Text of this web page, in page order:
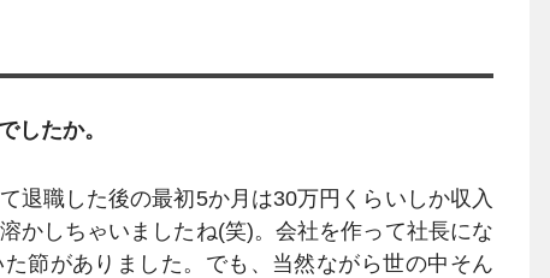
たか。
退職した後の最初5か月は30万円くらいしか収入
かしちゃいましたね(笑)。会社を作って社長にな
節がありました。でも、当然ながら世の中そん